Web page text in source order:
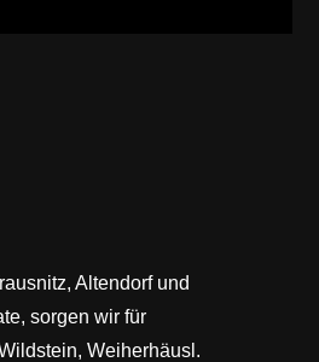
Altendorf und
sorgen wir für
Weiherhäusl.